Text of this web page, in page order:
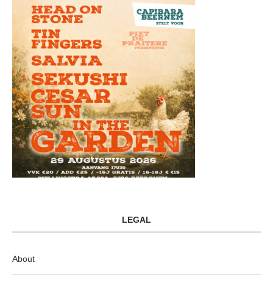
LEGAL
About